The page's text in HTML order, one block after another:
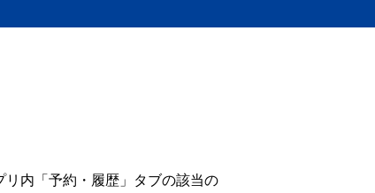
内「予約・履歴」タブの該当の